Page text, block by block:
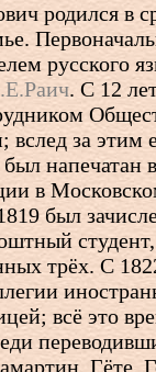
родился в
русского
. С 12
вслед за этим
напечатан
в
был
трёх. С
всё это
Гёте,